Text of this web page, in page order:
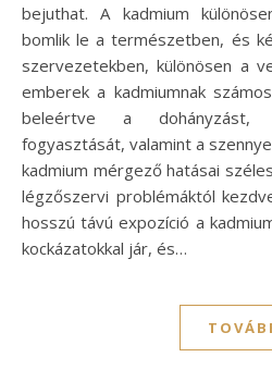
bejuthat. A kadmium
bomlik le a természetben, és
szervezetekben, különösen a
emberek a kadmiumnak
beleértve a dohányzást,
fogyasztását, valamint a
kadmium mérgező hatásai
légzőszervi problémáktól
hosszú távú expozíció a
kockázatokkal jár, és…